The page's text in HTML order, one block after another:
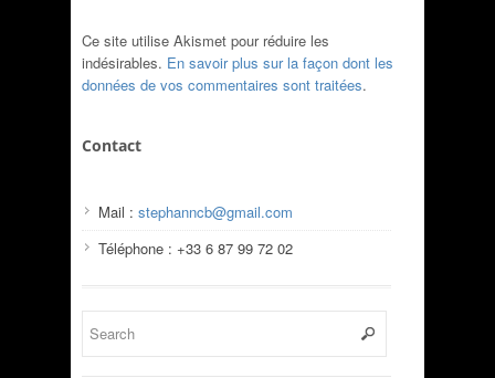
Ce site utilise Akismet pour réduire les
indésirables. En savoir plus sur la façon dont les
données de vos commentaires sont traitées.
Contact
Mail : stephanncb@gmail.com
Téléphone : +33 6 87 99 72 02